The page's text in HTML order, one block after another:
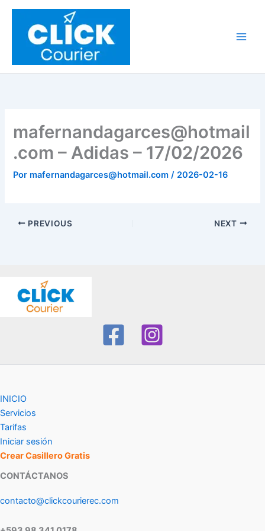
contenido
mafernandagarces@hotmail
.com – Adidas – 17/02/2026
Por mafernandagarces@hotmail.com/ 2026-02-16
PREVIOUS NEXT
INICIO
Servicios
Tarifas
Iniciar sesión
Crear Casillero Gratis
CONTÁCTANOS
contacto@clickcourierec.com